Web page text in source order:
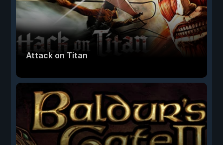
Attack on Titan